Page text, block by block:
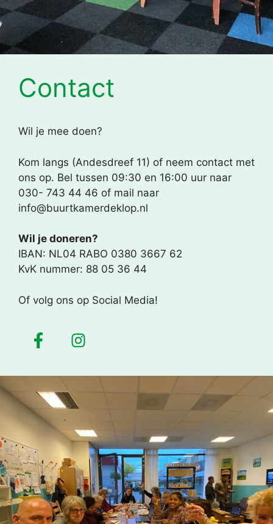
Contact
Wil je mee doen?
Kom langs (Andesdreef 11) of neem contact met
ons op. Bel tussen 09:30 en 16:00 uur naar
030- 743 44 46 of mail naar
info@buurtkamerdeklop.nl
Wil je doneren?
IBAN: NL04 RABO 0380 3667 62
KvK nummer: 88 05 36 44
Of volg ons op Social Media!